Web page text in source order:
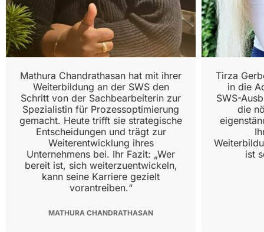
Mathura Chandrathasan hat mit ihrer
Weiterbildung an der SWS den
Schritt von der Sachbearbeiterin zur
Spezialistin für Prozessoptimierung
gemacht. Heute trifft sie strategische
Entscheidungen und trägt zur
Weiterentwicklung ihres
Unternehmens bei. Ihr Fazit: „Wer
bereit ist, sich weiterzuentwickeln,
kann seine Karriere gezielt
vorantreiben.“
MATHURA CHANDRATHASAN
Tirza
in die
SWS-
die
ist